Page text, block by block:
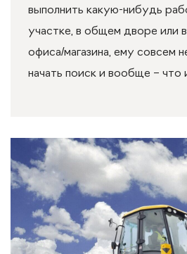
выполнить какую-нибудь
участке, в общем дворе или
офиса/магазина, ему совсем
начать поиск и вообще – что